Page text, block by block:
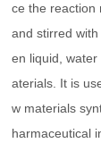
ce the reaction
and stirred
en liquid,
aterials. It is
w materials
harmaceutical